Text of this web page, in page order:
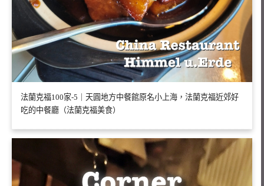
法蘭克福100家-5｜天圓地方中餐館原名小上海，法蘭克福近郊好
吃的中餐廳（法蘭克福美食）